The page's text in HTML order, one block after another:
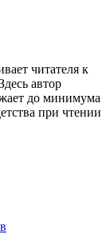
читателя к
автор
до минимума
при чтении